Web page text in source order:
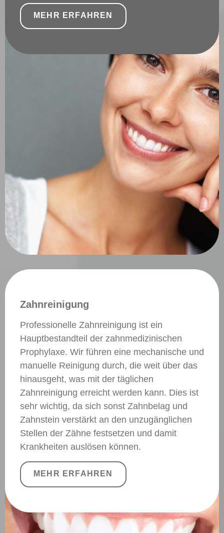
MEHR ERFAHREN
Zahnreinigung
Professionelle Zahnreinigung ist ein
Hauptbestandteil der zahnmedizinischen
Prophylaxe. Wir führen eine mechanische und
manuelle Reinigung durch, die weit über das
hinausgeht, was mit der täglichen
Zahnreinigung erreicht werden kann. Dies ist
sehr wichtig, da sich sonst Zahnbelag und
Zahnstein verstärkt an den unzugänglichen
Stellen der Zähne festsetzen und damit
Krankheiten auslösen können.
MEHR ERFAHREN